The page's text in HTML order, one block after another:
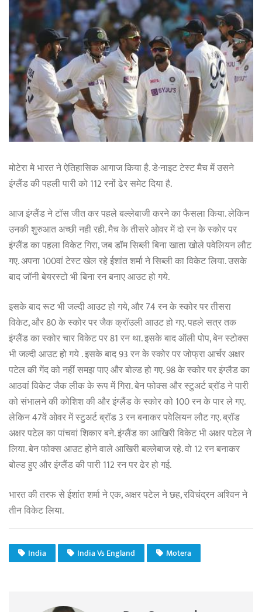
मोटेरा मे भारत ने ऐतिहासिक आगाज किया है. डे-नाइट टेस्ट मैच में उसने
इंग्लैंड की पहली पारी को 112 रनों ढेर समेट दिया है.
आज इंग्लैंड ने टॉस जीत कर पहले बल्लेबाजी करने का फैसला किया. लेकिन
उनकी शुरुआत अच्छी नही रही. मैच के तीसरे ओवर में दो रन के स्कोर पर
इंग्लैंड का पहला विकेट गिरा, जब डॉम सिब्ली बिना खाता खोले पवेलियन लौट
गए. अपना 100वां टेस्ट खेल रहे ईशांत शर्मा ने सिब्ली का विकेट लिया. उसके
बाद जॉनी बेयरस्टो भी बिना रन बनाए आउट हो गये.
इसके बाद रूट भी जल्दी आउट हो गये, और 74 रन के स्कोर पर तीसरा
विकेट, और 80 के स्कोर पर जैक क्रॉउली आउट हो गए. पहले सत्र तक
इंग्लैंड का स्कोर चार विकेट पर 81 रन था. इसके बाद ऑली पोप, बेन स्टोक्स
भी जल्दी आउट हो गये . इसके बाद 93 रन के स्कोर पर जोफ्रा आर्चर अक्षर
पटेल की गेंद को नहीं समझ पाए और बोल्ड हो गए. 98 के स्कोर पर इंग्लैड का
आठवां विकेट जैक लीक के रूप में गिरा. बेन फोक्स और स्टुअर्ट ब्रॉड ने पारी
को संभालने की कोशिश की और इंग्लैंड के स्कोर को 100 रन के पार ले गए.
लेकिन 47वें ओवर में स्टुअर्ट ब्रॉड 3 रन बनाकर पवेलियन लौट गए. ब्रॉड
अक्षर पटेल का पांचवां शिकार बने. इंग्लैंड का आखिरी विकेट भी अक्षर पटेल ने
लिया. बेन फोक्स आउट होने वाले आखिरी बल्लेबाज रहे. वो 12 रन बनाकर
बोल्ड हुए और इंग्लैंड की पारी 112 रन पर ढेर हो गई.
भारत की तरफ से ईशांत शर्मा ने एक, अक्षर पटेल ने छह, रविचंद्रन अश्विन ने
तीन विकेट लिया.
India India Vs England Motera